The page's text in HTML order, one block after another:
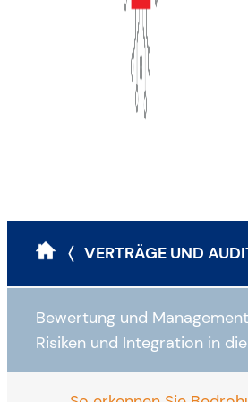
〈 VERTRÄGE UND
Bewertung und
Risiken und Integration in